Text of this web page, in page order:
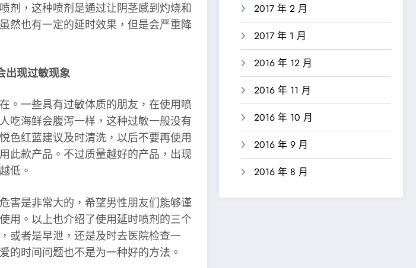
，这种喷剂是通过让阴茎感到灼烧和
然也有一定的延时效果，但是会严重降
出现过敏现象
一些具有过敏体质的朋友，在使用喷
吃海鲜会腹泻一样，这种过敏一般没有
色红蓝建议及时清洗，以后不要再使用
此款产品。不过质量越好的产品，出现
低。
是非常大的，希望男性朋友们能够谨
用。以上也介绍了使用延时喷剂的三个
或者是早泄，还是及时去医院检查一
的时间问题也不是为一种好的方法。
2017 年 2 月
2017 年 1 月
2016 年 12 月
2016 年 11 月
2016 年 10 月
2016 年 9 月
2016 年 8 月